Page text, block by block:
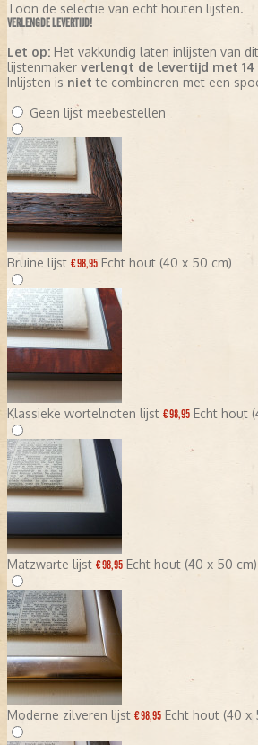
Toon de selectie van echt houten lijsten.
VERLENGDE LEVERTIJD!
Let op: Het vakkundig laten inlijsten van
lijstenmaker verlengt de levertijd met 14
Inlijsten is niet te combineren met een
Geen lijst meebestellen
Bruine lijst € 98,95 Echt hout (40 x 50 cm)
Klassieke wortelnoten lijst € 98,95 Echt hout
Matzwarte lijst € 98,95 Echt hout (40 x 50 cm)
Moderne zilveren lijst € 98,95 Echt hout (40 x